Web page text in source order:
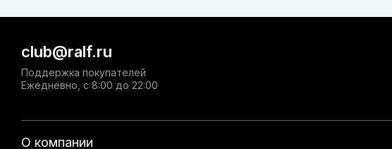
О компании
club@ralf.ru
Поддержка покупателей
Ежедневно, с 8:00 до 22:00